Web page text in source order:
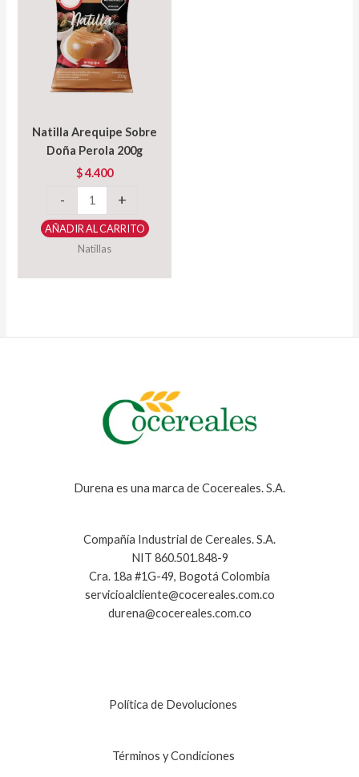
Natilla Arequipe Sobre
Doña Perola 200g
$4.400
-
Arequipe
Sobre
+
AÑADIR AL CARRITO
Natillas
Durena es una marca de Cocereales. S.A.
Compañía Industrial de Cereales. S.A.
NIT 860.501.848-9
Cra. 18a #1G-49, Bogotá Colombia
servicioalcliente@cocereales.com.co
durena@cocereales.com.co
Política de Devoluciones
Términos y Condiciones